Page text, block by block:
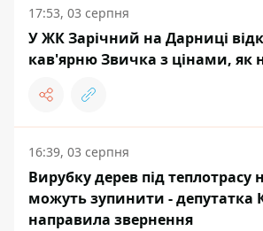
17:53, 03 серпня
У ЖК Зарічний на Дарниці
кав'ярню Звичка з цінами, як
16:39, 03 серпня
Вирубку дерев під теплотрасу
можуть зупинити - депутатка
направила звернення